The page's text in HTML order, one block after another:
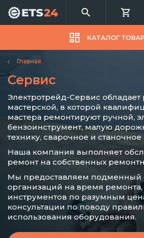
КАТАЛОГ
Главная
Сервис
Электротрейд-Сервис
мастерской, в которой
мастера ремонтируют ручной,
бензоинструмент, малую
технику, сварочное и
Наша компания выполняет
ремонт на собственных
Мы предоставляем подменный
организаций на время
инструментов по разумным
консультации по поводу
использования оборудования.